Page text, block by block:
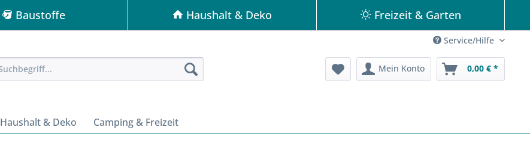
Baustoffe Haushalt & Deko Freizeit & Garten
Service/Hilfe
Mein Konto 0,00 € *
Haushalt & Deko Camping & Freizeit